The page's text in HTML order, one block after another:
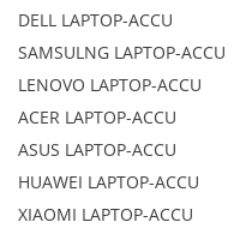
DELL LAPTOP-ACCU
SAMSULNG LAPTOP-ACCU
LENOVO LAPTOP-ACCU
ACER LAPTOP-ACCU
ASUS LAPTOP-ACCU
HUAWEI LAPTOP-ACCU
XIAOMI LAPTOP-ACCU